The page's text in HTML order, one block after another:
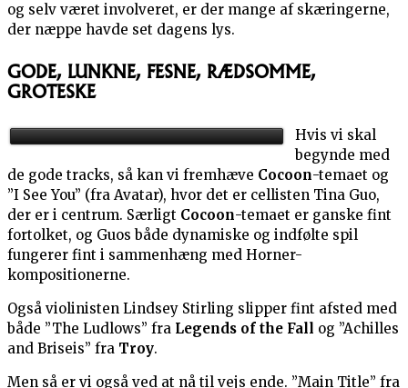
og selv været involveret, er der mange af skæringerne,
der næppe havde set dagens lys.
GODE, LUNKNE, FESNE, RÆDSOMME,
GROTESKE
Hvis vi skal
begynde med
de gode tracks, så kan vi fremhæve Cocoon-temaet og
”I See You” (fra Avatar), hvor det er cellisten Tina Guo,
der er i centrum. Særligt Cocoon-temaet er ganske fint
fortolket, og Guos både dynamiske og indfølte spil
fungerer fint i sammenhæng med Horner-
kompositionerne.
Også violinisten Lindsey Stirling slipper fint afsted med
både ”The Ludlows” fra Legends of the Fall og ”Achilles
and Briseis” fra Troy.
Men så er vi også ved at nå til vejs ende. ”Main Title” fra